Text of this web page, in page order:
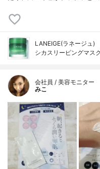
LANEIGE(ラネージュ)
シカスリーピングマスク
会社員 / 美容モニター
みこ